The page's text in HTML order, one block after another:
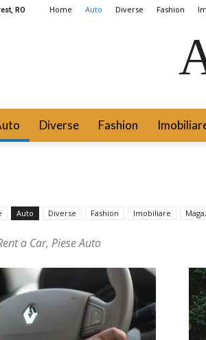
RO Home Auto Diverse Fashion
Diverse Fashion
Auto Diverse Fashion Imobiliare
a Car, Piese Auto